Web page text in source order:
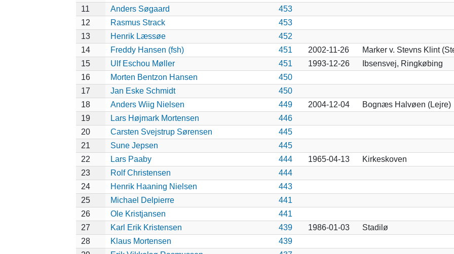
11
Anders Søgaard
453
12
Rasmus Strack
453
13
Henrik Læssøe
452
14
Freddy Hansen (fsh) 451 2002-11-26
Marker v. Stevns Klint
15
Ulf Eschou Møller 451 1993-12-26
Ibsensvej, Ringkøbing
16
Morten Bentzon Hansen
450
17
Jan Eske Schmidt
450
18
Anders Wiig Nielsen 449 2004-12-04
Bognæs Halvøen (Lejre)
19
Lars Højmark Mortensen
446
20
Carsten Svejstrup Sørensen
445
21
Sune Jepsen
445
22
Lars Paaby 444 1965-04-13
Kirkeskoven
23
Rolf Christensen
444
24
Henrik Haaning Nielsen
443
25
Michael Delpierre
441
26
Ole Kristjansen
441
27
Karl Erik Kristensen 439 1986-01-03
Stadilø
28
Klaus Mortensen
439